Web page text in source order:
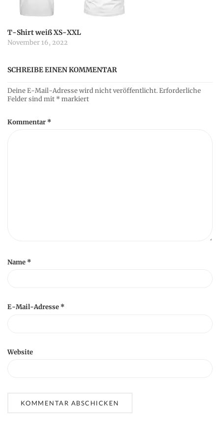
T-Shirt weiß XS-XXL
November 16, 2022
SCHREIBE EINEN KOMMENTAR
Deine E-Mail-Adresse wird nicht veröffentlicht.Erforderliche
Felder sind mit * markiert
Kommentar *
Name *
E-Mail-Adresse *
Website